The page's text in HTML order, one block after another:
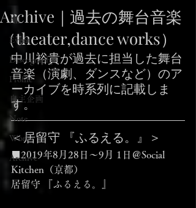
All
Event
Discography
Profile
自主企画
Note
Works
Archive
Archive｜過去の舞台音楽
（theater,dance works）
中川裕貴が過去に担当した舞台
音楽（演劇、ダンスなど）のア
ーカイブを時系列に記載しま
す。
＜居留守 『ふるえる。』＞
■2019年8月28日～9月 1日＠Social
Kitchen（京都）
居留守 『ふるえる。』